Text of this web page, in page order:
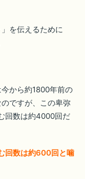
を伝えるために
から約1800年前の
ですが、この卑弥
回数は約4000回だ
回数は約600回と噛